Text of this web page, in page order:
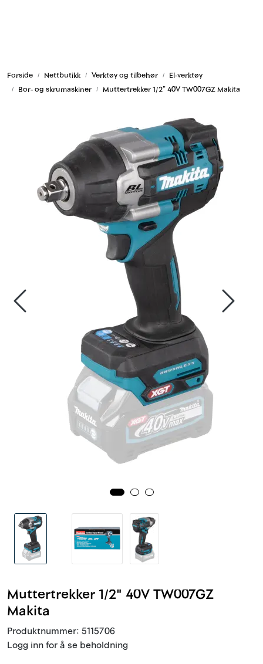
Forside Nettbutikk Verktøy og tilbehør
El-verktøy
Bor- og skrumaskiner
Muttertrekker 1/2" 40V TW007GZ Makita
Muttertrekker 1/2" 40V TW007GZ
Makita
Produktnummer: 5115706
Logg inn for å se beholdning
Belysning og sesong
Forskaling
Grunn og isolasjon
Mur og mørtel
Verktøy og tilbehør
Outlet
Kontakt